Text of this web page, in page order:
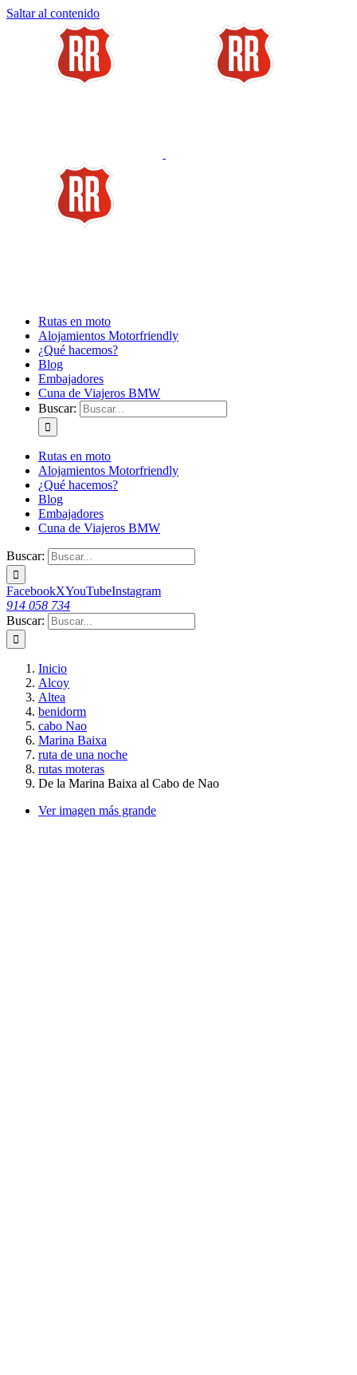
Saltar al contenido
Rutas en moto
Alojamientos Motorfriendly
¿Qué hacemos?
Blog
Embajadores
Cuna de Viajeros BMW
Buscar:
Rutas en moto
Alojamientos Motorfriendly
¿Qué hacemos?
Blog
Embajadores
Cuna de Viajeros BMW
Buscar:
FacebookXYouTubeInstagram
914 058 734
Buscar:
Inicio
Alcoy
Altea
benidorm
cabo Nao
Marina Baixa
ruta de una noche
rutas moteras
De la Marina Baixa al Cabo de Nao
Ver imagen más grande